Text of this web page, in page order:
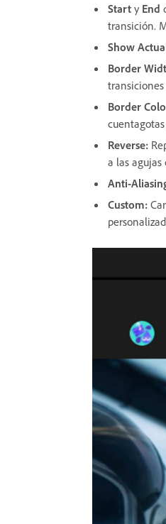
Start y End
transición.
Show
Border
transiciones
Border
Reverse:
a las agujas
Anti-
Custom: